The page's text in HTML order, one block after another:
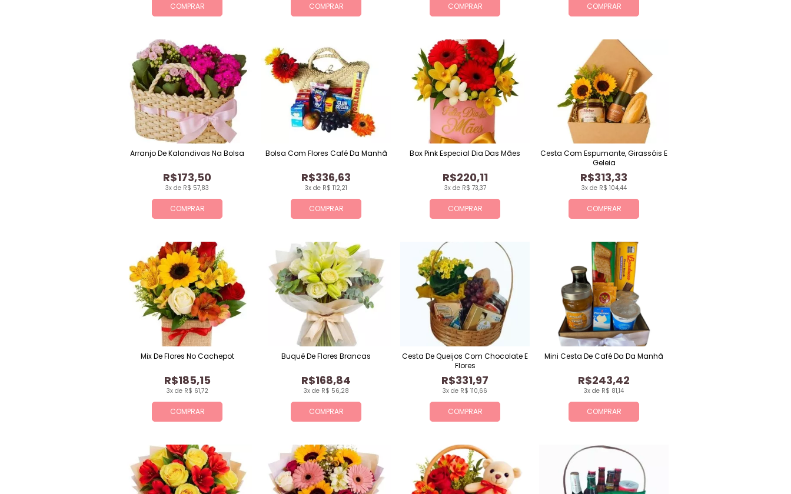
COMPRAR COMPRAR COMPRAR COMPRAR
COMPRAR
3x de R$ 57,83
R$173,50
Arranjo De Kalandivas Na Bolsa
COMPRAR
3x de R$ 112,21
R$336,63
Bolsa Com Flores Café Da Manhã
COMPRAR
3x de R$ 73,37
R$220,11
Box Pink Especial Dia Das Mães
COMPRAR
3x de R$ 104,44
R$313,33
Cesta Com Espumante, Girassóis E
Geleia
COMPRAR
3x de R$ 61,72
R$185,15
Mix De Flores No Cachepot
COMPRAR
3x de R$ 56,28
R$168,84
Buquê De Flores Brancas
COMPRAR
3x de R$ 110,66
R$331,97
Cesta De Queijos Com Chocolate E
Flores
COMPRAR
3x de R$ 81,14
R$243,42
Mini Cesta De Café Da Da Manhã